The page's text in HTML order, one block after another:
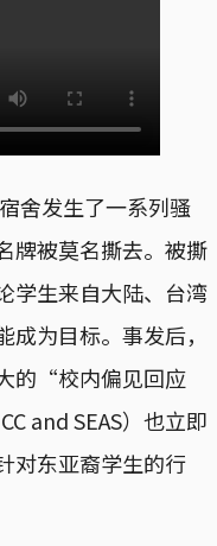
舍发生了一系列骚
牌被莫名撕去。被撕
生来自大陆、台湾
为目标。事发后，
的“校内偏见回应
and SEAS）也立即
对东亚裔学生的行